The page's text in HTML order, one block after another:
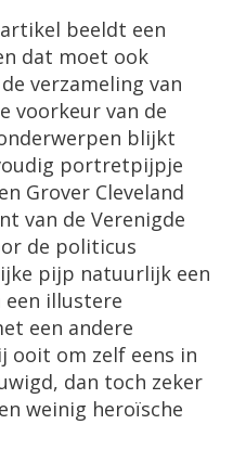
beeldt een
dat moet ook
de verzameling van
voorkeur van de
blijkt
portretpijpje
Grover Cleveland
van de Verenigde
de politicus
pijp natuurlijk een
een illustere
een andere
ooit om zelf eens in
, dan toch zeker
en weinig heroïsche